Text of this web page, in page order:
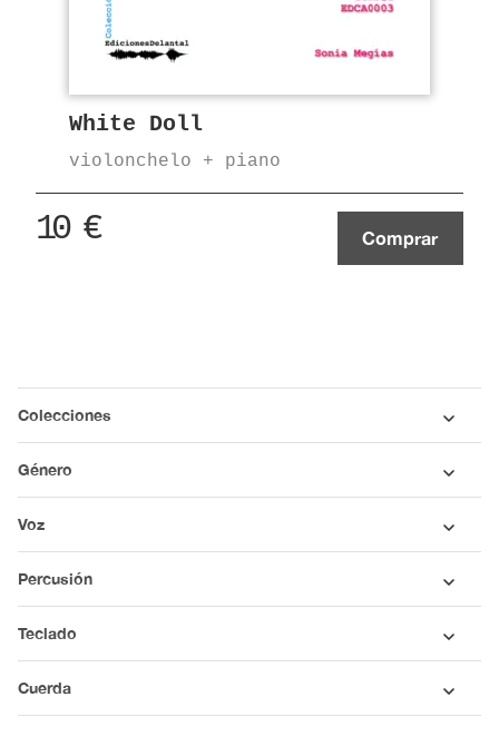
White Doll
violonchelo + piano
10 € Comprar
Colecciones
Género
Voz
Percusión
Teclado
Cuerda